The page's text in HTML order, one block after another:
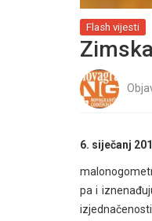
Flash vijesti
6. siječanj
pa i